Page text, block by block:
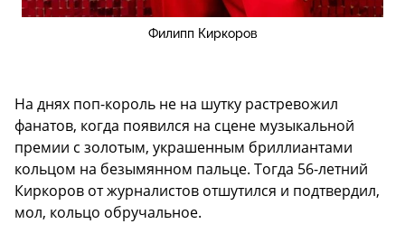
Филипп Киркоров
На днях поп-король не на шутку растревожил
фанатов, когда появился на сцене музыкальной
премии с золотым, украшенным бриллиантами
кольцом на безымянном пальце. Тогда 56-летний
Киркоров от журналистов отшутился и подтвердил,
мол, кольцо обручальное.